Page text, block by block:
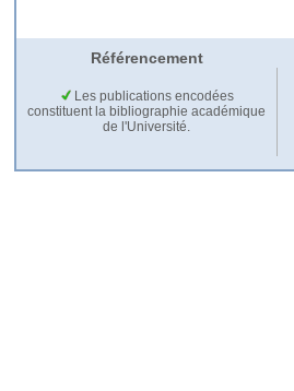
Référencement
Les publications encodées
constituent la bibliographie académique
de l'Université.